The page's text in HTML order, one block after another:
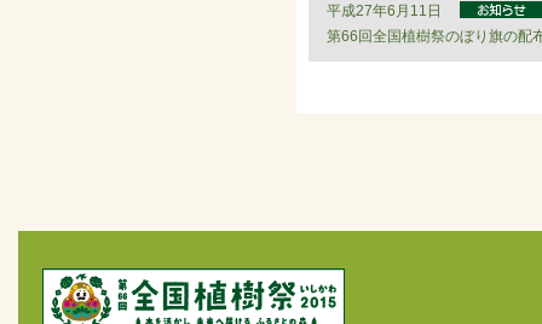
平成27年6月11日
第66回全国植樹祭のぼり旗の配